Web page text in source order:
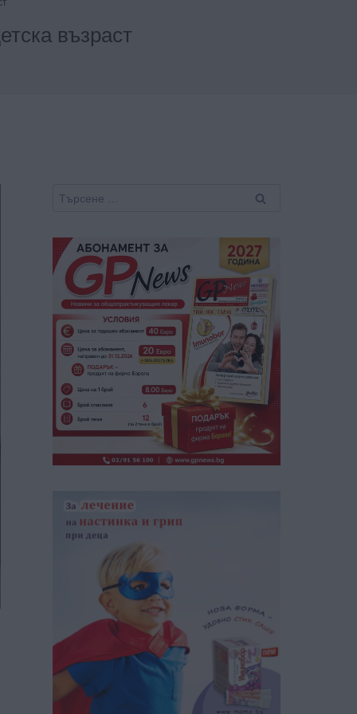
възраст
Търсене